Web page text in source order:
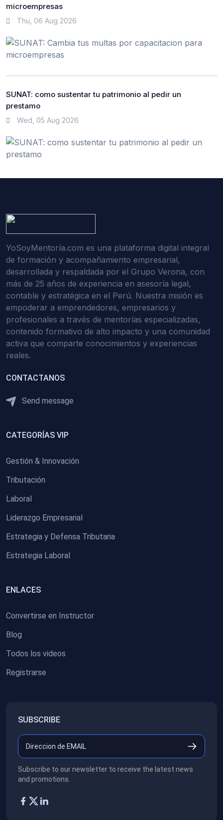
microempresas
Thu, 06 Aug 2026
SUNAT: como sustentar tu patrimonio al pedir un
prestamo
Wed, 05 Aug 2026
YoSoyMentoría.com es una plataforma digital integral
de formación y acompañamiento empresarial,
desarrollada y respaldada por el Grupo Verona, con
más de 25 años de experiencia en asesoría legal,
contable y estratégica en el Perú. Nuestra misión es
empoderar a emprendedores, empresarios y
profesionales a través de mentorías especializadas,
contenido formativo de alto impacto y una comunidad
activa que comparte conocimientos y experiencias
reales.
CONTACTANOS
Send message
CATEGORÍAS VIP
Gestión & Innovación
Tributación
Laboral
Liderazgo Empresarial
Estrategia y Defensa Tributaria
Estrategia Laboral
ENLACES
Convertirse en Instructor
Blog
Todos los videos
Registrarse
SUBSCRIBE
Subscribe to our newsletter to receive the latest news
and promotions.